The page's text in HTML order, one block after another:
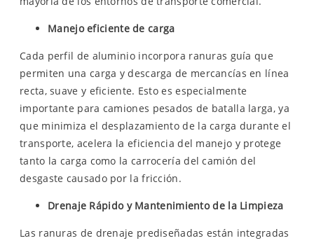
Manejo eficiente de carga
Cada perfil de aluminio incorpora ranuras guía que
permiten una carga y descarga de mercancías en línea
recta, suave y eficiente. Esto es especialmente
importante para camiones pesados ​​de batalla larga, ya
que minimiza el desplazamiento de la carga durante el
transporte, acelera la eficiencia del manejo y protege
tanto la carga como la carrocería del camión del
desgaste causado por la fricción.
Drenaje Rápido y Mantenimiento de la Limpieza
Las ranuras de drenaje prediseñadas están integradas